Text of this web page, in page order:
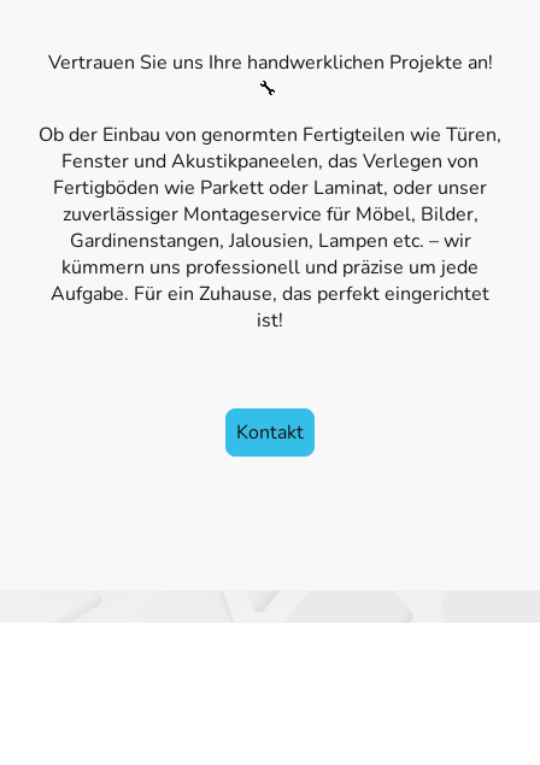
Vertrauen Sie uns Ihre handwerklichen Projekte an!
🔧
Ob der Einbau von genormten Fertigteilen wie Türen,
Fenster und Akustikpaneelen, das Verlegen von
Fertigböden wie Parkett oder Laminat, oder unser
zuverlässiger Montageservice für Möbel, Bilder,
Gardinenstangen, Jalousien, Lampen etc. – wir
kümmern uns professionell und präzise um jede
Aufgabe. Für ein Zuhause, das perfekt eingerichtet
ist!
Kontakt